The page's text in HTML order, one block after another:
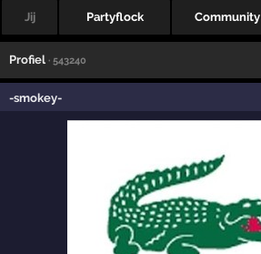
Jij Partyflock Community
Profiel · 543240
-smokey-